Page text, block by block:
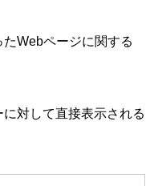
Webページに関する
対して直接表示される